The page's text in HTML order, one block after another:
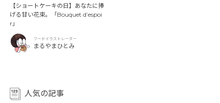
【ショートケーキの日】あなたに捧
げる甘い花束。「Bouquet d’espoi
r」
フードイラストレーター
まるやまひとみ
人気の記事